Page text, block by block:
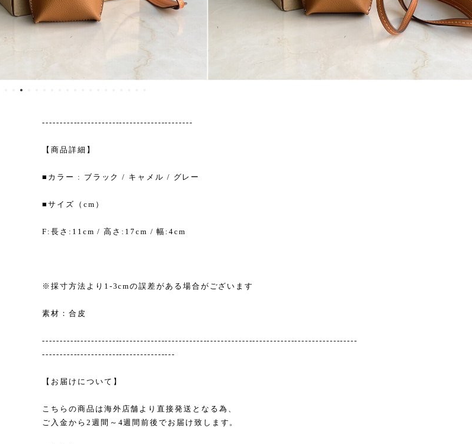
-------------------------------------------
【商品詳細】
■カラー : ブラック / キャメル / グレー
■サイズ（cm）
F:長さ:11cm / 高さ:17cm / 幅:4cm
※採寸方法より1-3cmの誤差がある場合がございます
素材：合皮
------------------------------------------------------------------------------------------
--------------------------------------
【お届けについて】
こちらの商品は海外店舗より直接発送となる為、
ご入金から2週間～4週間前後でお届け致します。